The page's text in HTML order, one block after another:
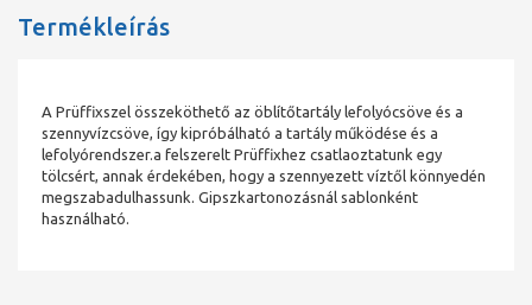
Termékleírás
A Prüffixszel összeköthető az öblítőtartály lefolyócsöve és a
szennyvízcsöve, így kipróbálható a tartály működése és a
lefolyórendszer.a felszerelt Prüffixhez csatlaoztatunk egy
tölcsért, annak érdekében, hogy a szennyezett víztől könnyedén
megszabadulhassunk. Gipszkartonozásnál sablonként
használható.